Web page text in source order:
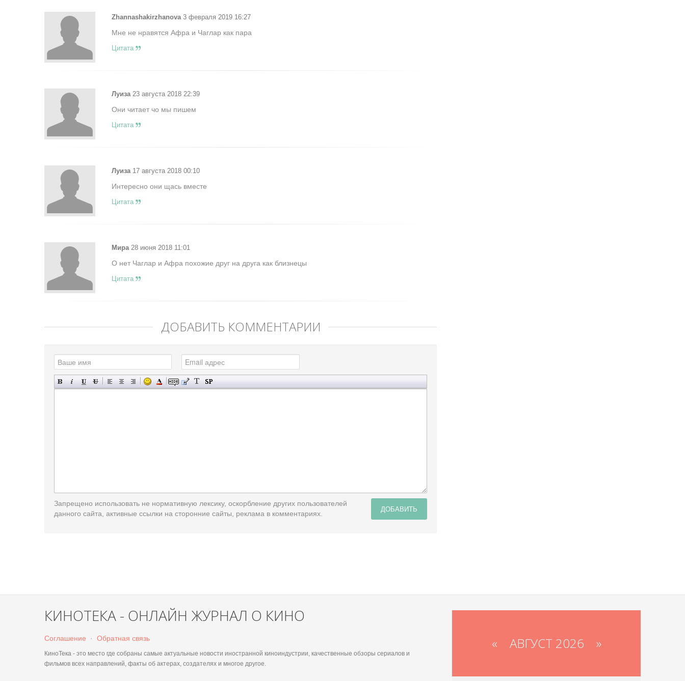
Zhannashakirzhanova3 февраля 2019 16:27
Мне не нравятся Афра и Чаглар как пара
Цитата
Луиза23 августа 2018 22:39
Они читает чо мы пишем
Цитата
Луиза17 августа 2018 00:10
Интересно они щась вместе
Цитата
Мира28 июня 2018 11:01
О нет Чаглар и Афра похожие друг на друга как близнецы
Цитата
ДОБАВИТЬ КОММЕНТАРИЙ
ДОБАВИТЬ
Запрещено использовать не нормативную лексику, оскорбление других пользователей
данного сайта, активные ссылки на сторонние сайты, реклама в комментариях.
КИНОТЕКА - ОНЛАЙН ЖУРНАЛ О КИНО
Соглашение · Обратная связь
КиноТека - это место где собраны самые актуальные новости иностранной киноиндустрии, качественные обзоры сериалов и
фильмов всех направлений, факты об актерах, создателях и многое другое.
« АВГУСТ 2026 »